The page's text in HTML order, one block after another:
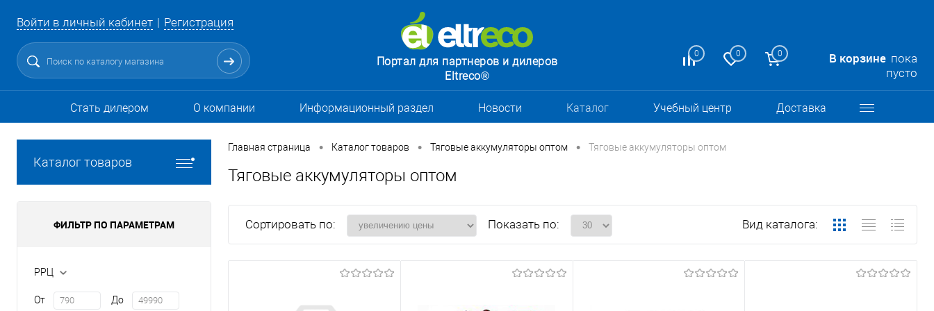
Войти в личный кабинет Регистрация
0 0 0 В корзине пока
пусто
Портал для партнеров и дилеров
Eltreco®
Стать дилером О компании Информационный раздел Новости Каталог Учебный центр Доставка
Каталог товаров
ФИЛЬТР ПО ПАРАМЕТРАМ
РРЦ
От До
Главная страница • Каталог товаров • Тяговые аккумуляторы оптом • Тяговые аккумуляторы оптом
Тяговые аккумуляторы оптом
Сортировать по: Показать по: Вид каталога: